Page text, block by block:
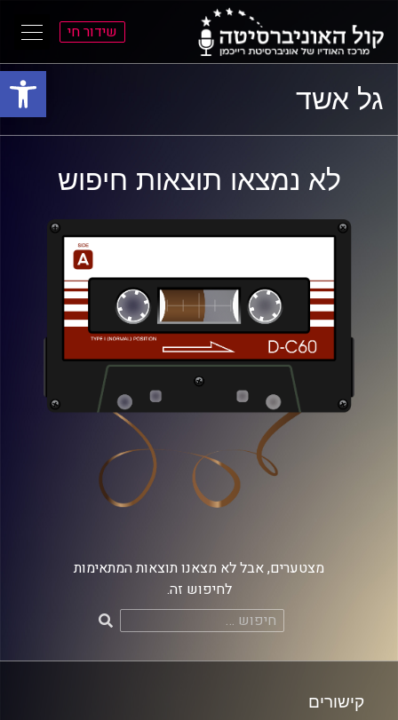
פתח
התפריט
הראשי
התוכן
הראשי
שידור חי
גל אשד
לא נמצאו תוצאות חיפוש
מצטערים, אבל לא מצאנו תוצאות המתאימות
לחיפוש זה.
חיפוש:
קישורים